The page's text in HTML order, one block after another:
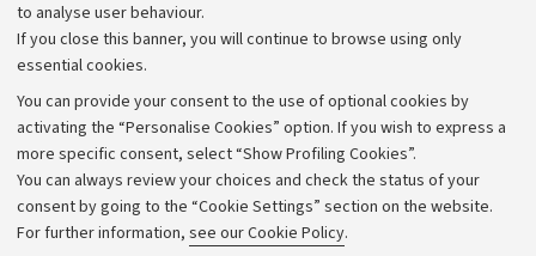
to analyse user behaviour.
If you close this banner, you will continue to browse using only
essential cookies.
You can provide your consent to the use of optional cookies by
activating the “Personalise Cookies” option. If you wish to express a
more specific consent, select “Show Profiling Cookies”.
You can always review your choices and check the status of your
consent by going to the “Cookie Settings” section on the website.
For further information, see our Cookie Policy.
University budgets
Calls and competitions
Transparent administration
Appeals lodged
Merchandising - UniboStore